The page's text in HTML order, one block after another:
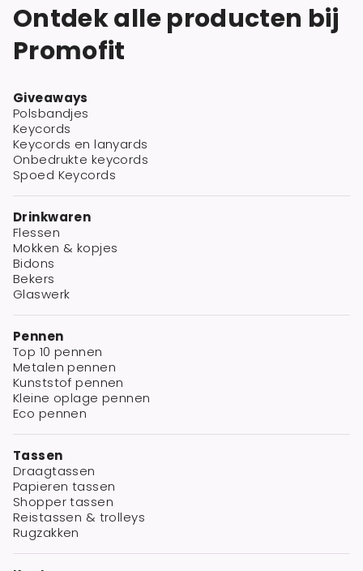
Ontdek alle producten bij
Promofit
Giveaways
Polsbandjes
Keycords
Keycords en lanyards
Onbedrukte keycords
Spoed Keycords
Drinkwaren
Flessen
Mokken & kopjes
Bidons
Bekers
Glaswerk
Pennen
Top 10 pennen
Metalen pennen
Kunststof pennen
Kleine oplage pennen
Eco pennen
Tassen
Draagtassen
Papieren tassen
Shopper tassen
Reistassen & trolleys
Rugzakken